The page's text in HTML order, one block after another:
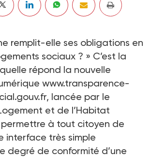
remplit-elle ses obligations en
sociaux ? » C’est la
répond la nouvelle
www.transparence-
, lancée par le
et de l’Habitat
à tout citoyen de
interface très simple
degré de conformité d’une